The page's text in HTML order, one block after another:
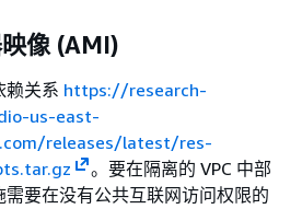
像 (AMI)
赖关系 https://research-
us-east-
releases/latest/res-
。要在隔离的 VPC 中部
需要在没有公共互联网访问权限的